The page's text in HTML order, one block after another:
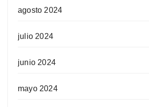
agosto 2024
julio 2024
junio 2024
mayo 2024